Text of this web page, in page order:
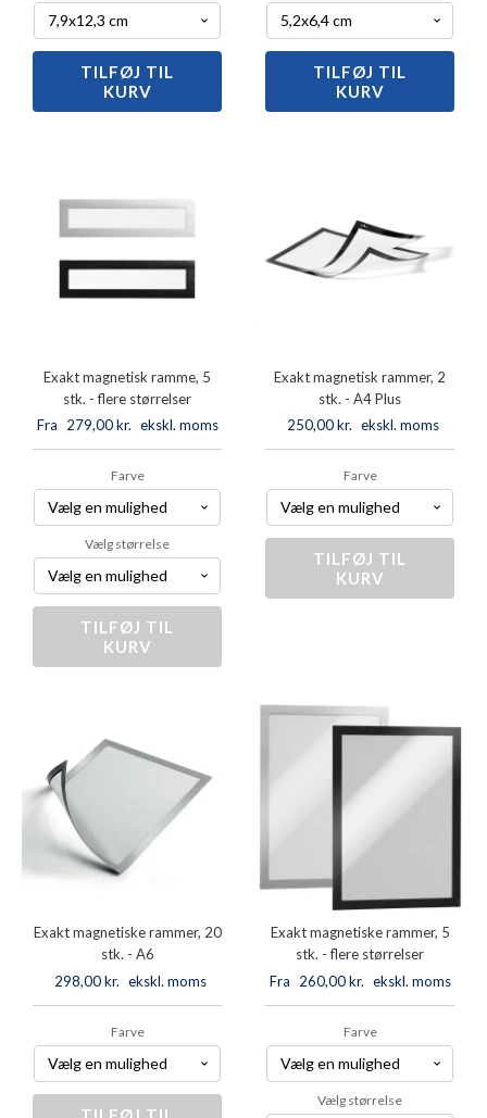
Exakt
magnetisk
ramme
antal
TILFØJ TIL
KURV
Exakt
magnetisk
ramme
TILFØJ TIL
KURV
Exakt magnetisk ramme, 5
stk. - flere størrelser
Fra
279,00kr. ekskl. moms
Farve
Vælg størrelse
Exakt
magnetisk
ramme,
flere
størrelser
TILFØJ TIL
KURV
Exakt magnetisk rammer, 2
stk. - A4 Plus
250,00kr. ekskl. moms
Farve
Exakt
magnetisk
rammer,
antal
TILFØJ TIL
KURV
Exakt magnetiske rammer, 20
stk. - A6
298,00kr. ekskl. moms
Farve
Exakt
Exakt magnetiske rammer, 5
stk. - flere størrelser
Fra
260,00kr. ekskl. moms
Farve
Vælg størrelse